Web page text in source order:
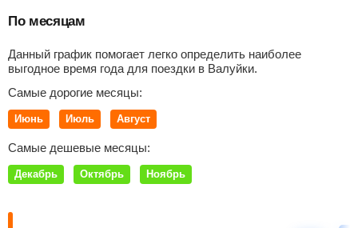
По месяцам
Данный график помогает легко определить наиболее
выгодное время года для поездки в Валуйки.
Самые дорогие месяцы:
Июнь Июль Август
Самые дешевые месяцы:
Декабрь Октябрь Ноябрь